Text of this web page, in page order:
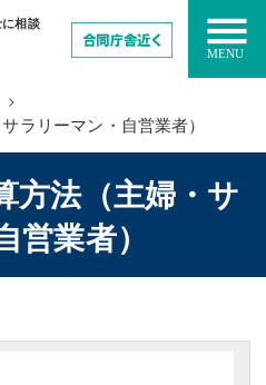
相談
ラリーマン・自営業者）
方法（主婦・サ
業者）